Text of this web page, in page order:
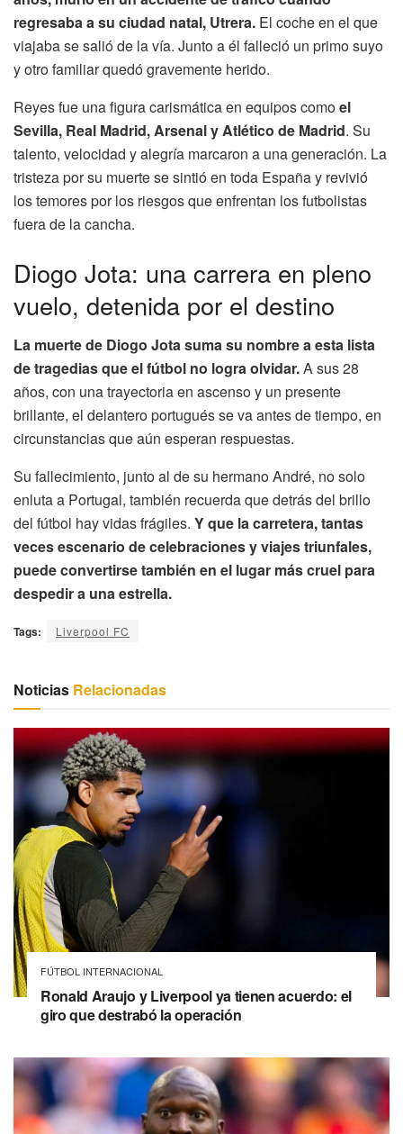
regresaba a su ciudad natal, Utrera. El coche en el que
viajaba se salió de la vía. Junto a él falleció un primo suyo
y otro familiar quedó gravemente herido.
Reyes fue una figura carismática en equipos comoel
Sevilla, Real Madrid, Arsenal y Atlético de Madrid. Su
talento, velocidad y alegría marcaron a una generación. La
tristeza por su muerte se sintió en toda España y revivió
los temores por los riesgos que enfrentan los futbolistas
fuera de la cancha.
Diogo Jota: una carrera en pleno
vuelo, detenida por el destino
La muerte de Diogo Jota suma su nombre a esta lista
de tragedias que el fútbol no logra olvidar.A sus 28
años, con una trayectoria en ascenso y un presente
brillante, el delantero portugués se va antes de tiempo, en
circunstancias que aún esperan respuestas.
Su fallecimiento, junto al de su hermano André, no solo
enluta a Portugal, también recuerda que detrás del brillo
del fútbol hay vidas frágiles. Y que la carretera, tantas
veces escenario de celebraciones y viajes triunfales,
puede convertirse también en el lugar más cruel para
despedir a una estrella.
Tags: Liverpool FC
Noticias Relacionadas
FÚTBOL INTERNACIONAL
Ronald Araujo y Liverpool ya tienen acuerdo: el
giro que destrabó la operación